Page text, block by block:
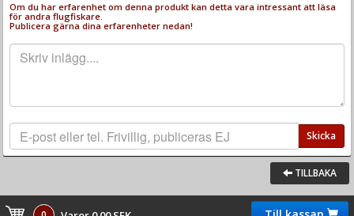
Om du har erfarenhet om denna produkt kan detta vara intressant att läsa
för andra flugfiskare.
Publicera gärna dina erfarenheter nedan!
Skicka
TILLBAKA